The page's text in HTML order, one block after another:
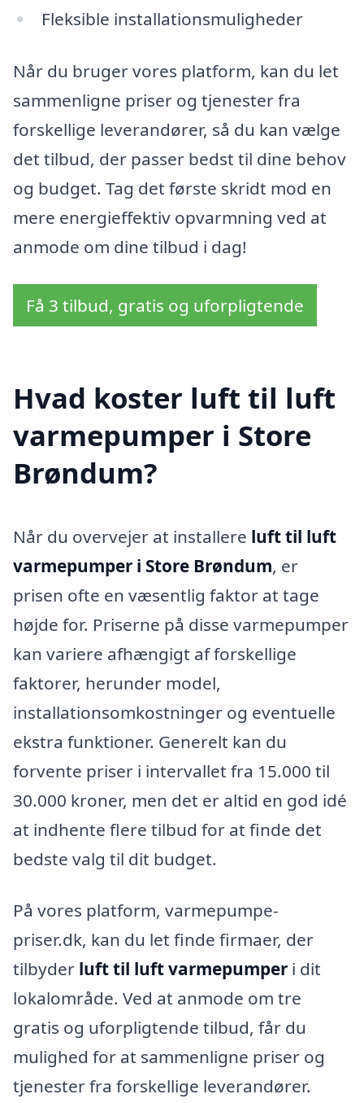
Fleksible installationsmuligheder
Når du bruger vores platform, kan du let
sammenligne priser og tjenester fra
forskellige leverandører, så du kan vælge
det tilbud, der passer bedst til dine behov
og budget. Tag det første skridt mod en
mere energieffektiv opvarmning ved at
anmode om dine tilbud i dag!
Få 3 tilbud, gratis og uforpligtende
Hvad koster luft til luft
varmepumper i Store
Brøndum?
Når du overvejer at installere luft til luft
varmepumper i Store Brøndum, er
prisen ofte en væsentlig faktor at tage
højde for. Priserne på disse varmepumper
kan variere afhængigt af forskellige
faktorer, herunder model,
installationsomkostninger og eventuelle
ekstra funktioner. Generelt kan du
forvente priser i intervallet fra 15.000 til
30.000 kroner, men det er altid en god idé
at indhente flere tilbud for at finde det
bedste valg til dit budget.
På vores platform, varmepumpe-
priser.dk, kan du let finde firmaer, der
tilbyder luft til luft varmepumper i dit
lokalområde. Ved at anmode om tre
gratis og uforpligtende tilbud, får du
mulighed for at sammenligne priser og
tjenester fra forskellige leverandører.